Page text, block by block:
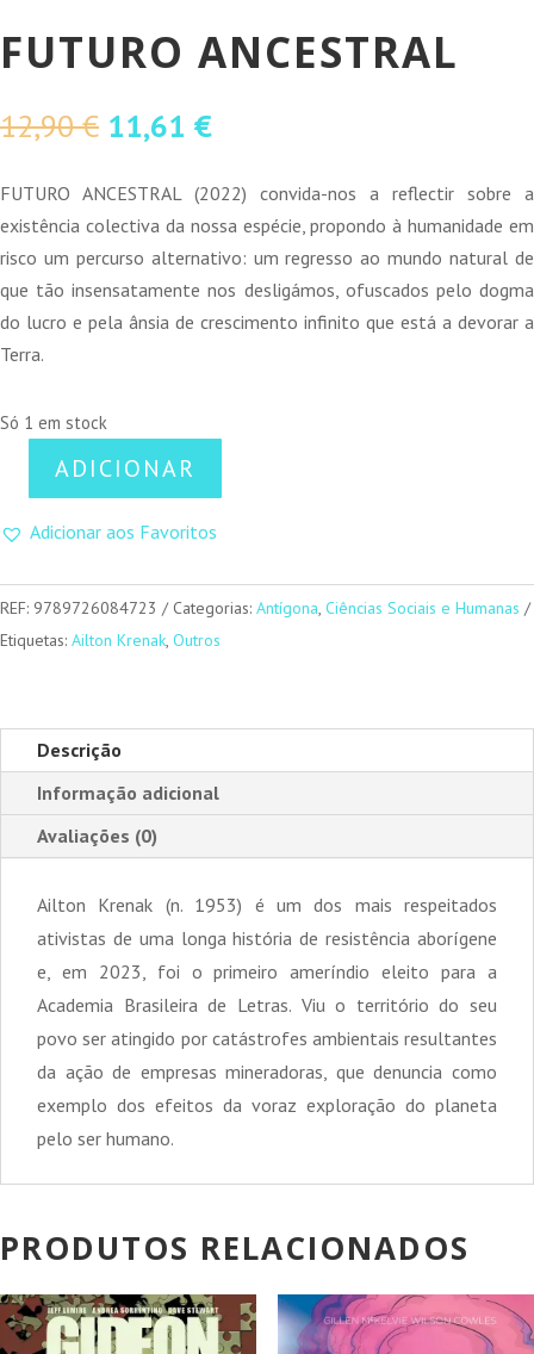
FUTURO ANCESTRAL
12,90€ O
original
era:
12,90 €.
11,61 €O
atual
é:
11,61 €.
FUTURO ANCESTRAL (2022) convida-nos a reflectir sobre a
existência colectiva da nossa espécie, propondo à humanidade em
risco um percurso alternativo: um regresso ao mundo natural de
que tão insensatamente nos desligámos, ofuscados pelo dogma
do lucro e pela ânsia de crescimento infinito que está a devorar a
Terra.
Só 1 em stock
Quantidade
Futuro
Ancestral
ADICIONAR
Adicionar aos Favoritos
REF: 9789726084723 Categorias: Antígona, Ciências Sociais e Humanas
Etiquetas: Ailton Krenak, Outros
Descrição
Informação adicional
Avaliações (0)
Ailton Krenak (n. 1953) é um dos mais respeitados
ativistas de uma longa história de resistência aborígene
e, em 2023, foi o primeiro ameríndio eleito para a
Academia Brasileira de Letras. Viu o território do seu
povo ser atingido por catástrofes ambientais resultantes
da ação de empresas mineradoras, que denuncia como
exemplo dos efeitos da voraz exploração do planeta
pelo ser humano.
PRODUTOS RELACIONADOS
PROMOÇÃO! PROMOÇÃO!